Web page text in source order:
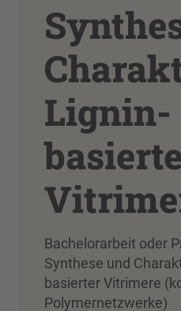
Lignin-
Bachelorarbeit oder
Synthese und
basierter Vitrimere
Polymernetzwerke)